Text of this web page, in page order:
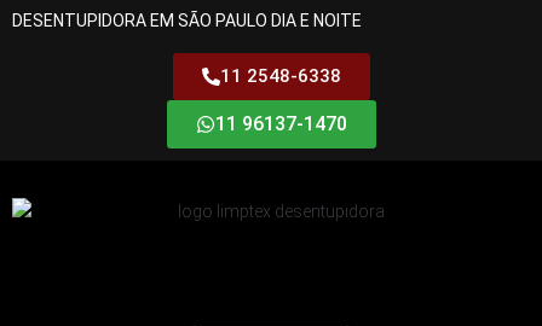
DESENTUPIDORA EM SÃO PAULO DIA E NOITE
11 2548-6338
11 96137-1470